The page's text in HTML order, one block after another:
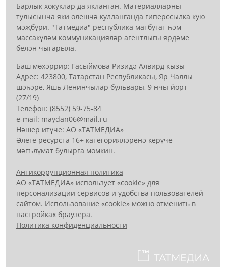
Барлык хокуклар да якланган. Материалларны
тулысынча яки өлешчә кулланганда гиперссылка кую
мәҗбүри. "Татмедиа" республика матбугат һәм
массакүләм коммуникацияләр агентлыгы ярдәме
белән чыгарыла.
Баш мөхәррир: Гасыймова Ризидә Алвирд кызы
Адрес: 423800, Татарстан Республикасы, Яр Чаллы
шәһәре, Яшь Ленинчылар бульвары, 9 нчы йорт
(27/19)
Телефон: (8552) 59-75-84
е-mail: mауdаn06@mail.гu
Нәшер итүче: АО «ТАТМЕДИА»
Әлеге ресурста 16+ категорияләренә керүче
мәгълүмат булырга мөмкин.
Антикоррупционная политика
АО «ТАТМЕДИА» использует «cookie» для
персонализации сервисов и удобства пользователей
сайтом. Использование «cookie» можно отменить в
настройках браузера.
Политика конфиденциальности